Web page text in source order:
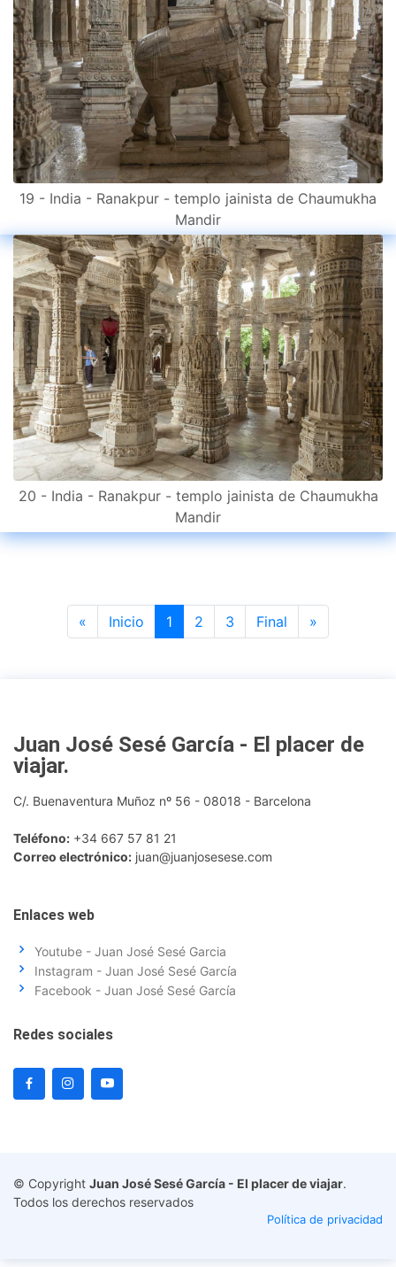
19 - India - Ranakpur - templo jainista de Chaumukha
Mandir
20 - India - Ranakpur - templo jainista de Chaumukha
Mandir
« Previous
Inicio 1 2 3 Final »
Juan José Sesé García - El placer de
viajar.
C/. Buenaventura Muñoz nº 56 - 08018 - Barcelona
Teléfono: +34 667 57 81 21
Correo electrónico: juan@juanjosesese.com
Enlaces web
Youtube - Juan José Sesé Garcia
Instagram - Juan José Sesé García
Facebook - Juan José Sesé García
Redes sociales
© Copyright Juan José Sesé García - El placer de viajar.
Todos los derechos reservados
Política de privacidad